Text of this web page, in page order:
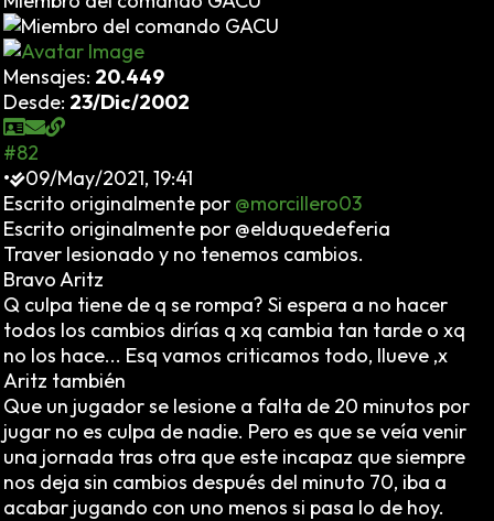
Mensajes: 20.449
Desde: 23/Dic/2002
#82
•
09/May/2021, 19:41
Escrito originalmente por @morcillero03
Escrito originalmente por @elduquedeferia
Traver lesionado y no tenemos cambios.
Bravo Aritz
Q culpa tiene de q se rompa? Si espera a no hacer
todos los cambios dirías q xq cambia tan tarde o xq
no los hace... Esq vamos criticamos todo, llueve ,x
Aritz también
Que un jugador se lesione a falta de 20 minutos por
jugar no es culpa de nadie. Pero es que se veía venir
una jornada tras otra que este incapaz que siempre
nos deja sin cambios después del minuto 70, iba a
acabar jugando con uno menos si pasa lo de hoy.